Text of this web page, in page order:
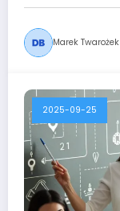
Marek Twarożek
2025-09-25